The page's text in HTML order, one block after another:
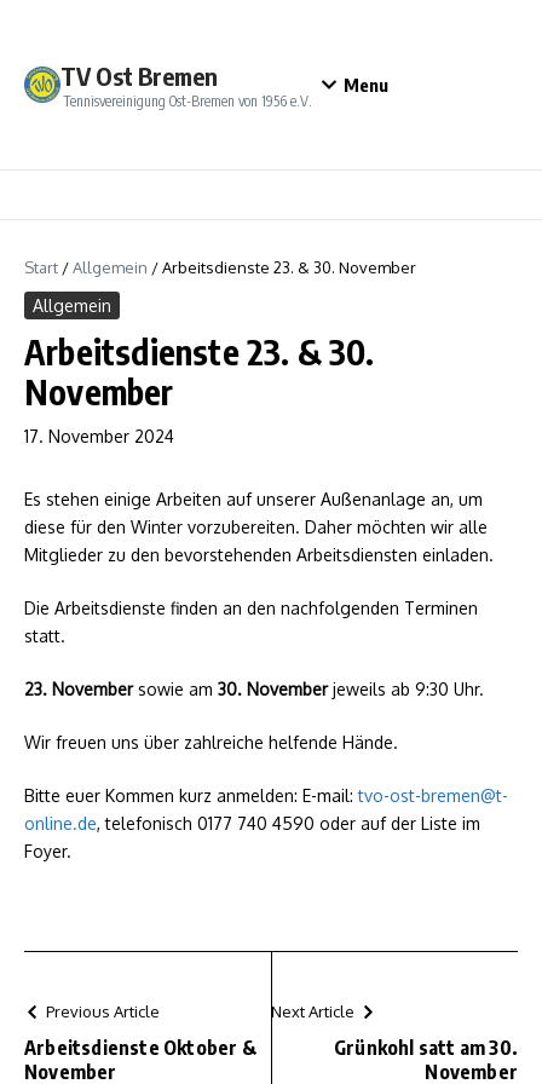
TV Ost Bremen
Tennisvereinigung Ost-Bremen von 1956 e.V.
Menu
Start /Allgemein /Arbeitsdienste 23. & 30. November
Allgemein
Arbeitsdienste 23. & 30.
November
17. November 2024
Es stehen einige Arbeiten auf unserer Außenanlage an, um
diese für den Winter vorzubereiten. Daher möchten wir alle
Mitglieder zu den bevorstehenden Arbeitsdiensten einladen.
Die Arbeitsdienste finden an den nachfolgenden Terminen
statt.
23. Novembersowie am 30. Novemberjeweils ab 9:30 Uhr.
Wir freuen uns über zahlreiche helfende Hände.
Bitte euer Kommen kurz anmelden: E-mail:tvo-ost-bremen@t-
online.de, telefonisch 0177 740 4590 oder auf der Liste im
Foyer.
Previous Article
Arbeitsdienste Oktober &
November
Next Article
Grünkohl satt am 30.
November